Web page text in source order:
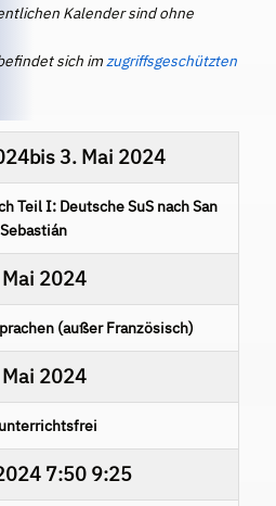
Kalender sind ohne
sich imzugriffsgeschützten
bis3. Mai 2024
Teil I: Deutsche SuS nach San
Sebastián
2024
(außer Französisch)
2024
7:50 9:25